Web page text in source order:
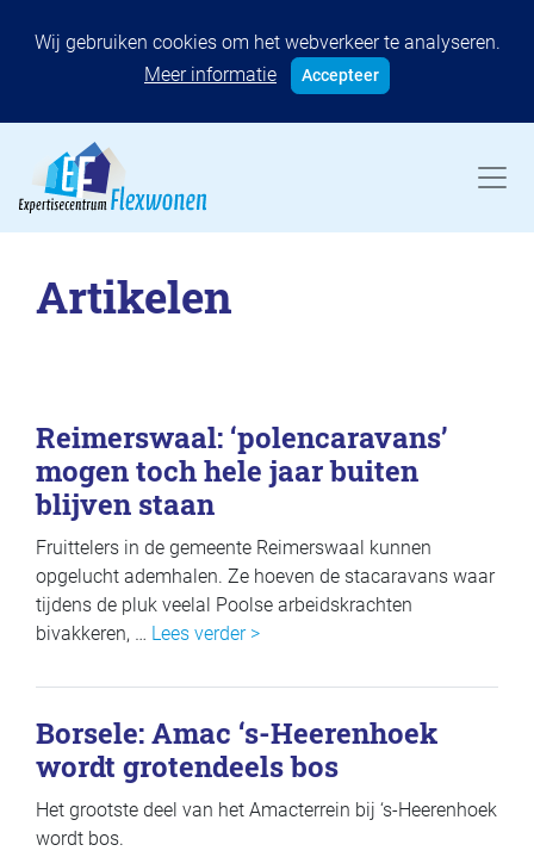
Wij gebruiken cookies om het webverkeer te analyseren.
Meer informatie
Accepteer
Artikelen
Reimerswaal: ‘polencaravans’
mogen toch hele jaar buiten
blijven staan
Fruittelers in de gemeente Reimerswaal kunnen
opgelucht ademhalen. Ze hoeven de stacaravans waar
tijdens de pluk veelal Poolse arbeidskrachten
bivakkeren, … Lees verder >
Borsele: Amac ‘s-Heerenhoek
wordt grotendeels bos
Het grootste deel van het Amacterrein bij ‘s-Heerenhoek
wordt bos.